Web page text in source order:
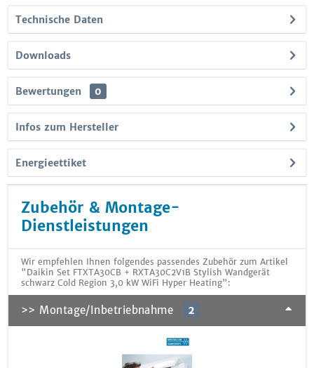
Technische Daten
Downloads
Bewertungen 0
Infos zum Hersteller
Energieettiket
Zubehör & Montage-
Dienstleistungen
Wir empfehlen Ihnen folgendes passendes Zubehör zum Artikel
"Daikin Set FTXTA30CB + RXTA30C2V1B Stylish Wandgerät
schwarz Cold Region 3,0 kW WiFi Hyper Heating":
>> Montage/Inbetriebnahme 2